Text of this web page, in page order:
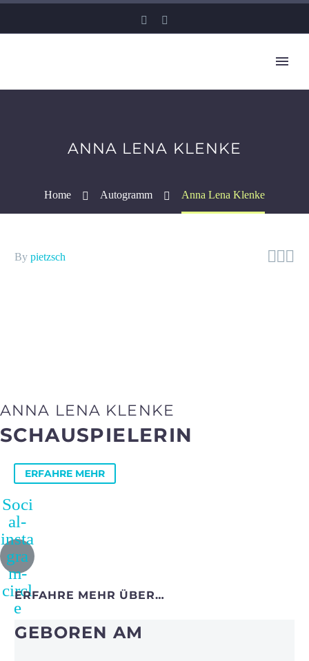
ANNA LENA KLENKE
Home Autogramm Anna Lena Klenke

By pietzsch
ANNA LENA KLENKE
SCHAUSPIELERIN
ERFAHRE MEHR
Soci
al-
insta
gra
m-
circl
e
ERFAHRE MEHR ÜBER…
GEBOREN AM